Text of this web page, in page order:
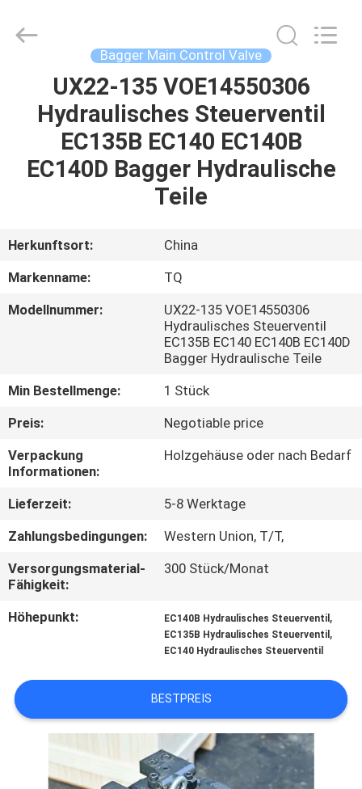
STARTSEITE
PRODUKTE
VR
SHOW
ÜBER
FABRIK
TOUR
QUALITÄTSKONTROLLE
KONTAKT
NACHRICHTEN
ALLE
REFERENZEN
SITEMAP
Machinery
Bagger Main Control Valve
UX22-135 VOE14550306
Hydraulisches Steuerventil
EC135B EC140 EC140B
EC140D Bagger Hydraulische
Teile
Herkunftsort:
China
Markenname:
TQ
Modellnummer:
UX22-135 VOE14550306
Hydraulisches Steuerventil
EC135B EC140 EC140B EC140D
Bagger Hydraulische Teile
Min Bestellmenge:
1 Stück
Preis:
Negotiable price
Verpackung
Informationen:
Holzgehäuse oder nach Bedarf
Lieferzeit:
5-8 Werktage
Zahlungsbedingungen:
Western Union, T/T,
Versorgungsmaterial-
Fähigkeit:
300 Stück/Monat
Höhepunkt: EC140B Hydraulisches Steuerventil ,
EC135B Hydraulisches Steuerventil ,
EC140 Hydraulisches Steuerventil
BESTPREIS